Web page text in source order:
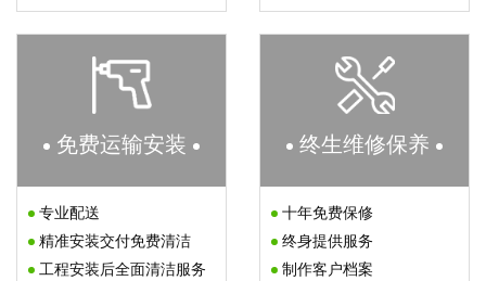
免费运输安装
专业配送
精准安装交付免费清洁
工程安装后全面清洁服务
终生维修保养
十年免费保修
终身提供服务
制作客户档案